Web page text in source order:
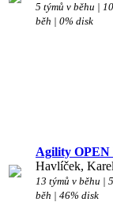
5 týmů v běhu |
běh | 0% disk
Agility OPEN
Havlíček,
13 týmů v běhu |
běh | 46% disk